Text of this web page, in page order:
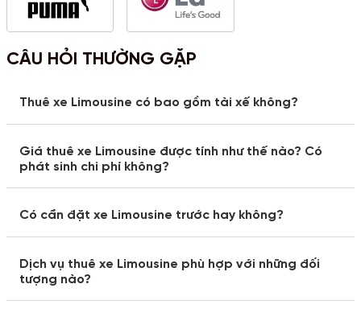
CÂU HỎI THƯỜNG GẶP
Thuê xe Limousine có bao gồm tài xế không?
Giá thuê xe Limousine được tính như thế nào? Có
phát sinh chi phí không?
Có cần đặt xe Limousine trước hay không?
Dịch vụ thuê xe Limousine phù hợp với những đối
tượng nào?